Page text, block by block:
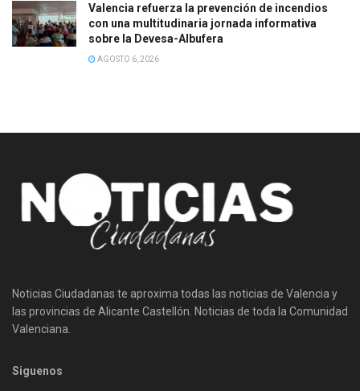
Valencia refuerza la prevención de incendios
con una multitudinaria jornada informativa
sobre la Devesa-Albufera
AGOSTO 6, 2026
Noticias Ciudadanas te aproxima todas las noticias de Valencia y
las provincias de Alicante Castellón. Noticias de toda la Comunidad
Valenciana.
Siguenos